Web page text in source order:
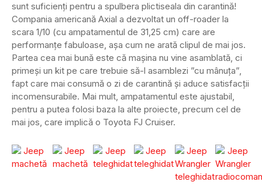
sunt suficienți pentru a spulbera plictiseala din carantină!
Compania americană Axial a dezvoltat un off-roader la
scara 1/10 (cu ampatamentul de 31,25 cm) care are
performanțe fabuloase, așa cum ne arată clipul de mai jos.
Partea cea mai bună este că mașina nu vine asamblată, ci
primeși un kit pe care trebuie să-l asamblezi ”cu mânuța”,
fapt care mai consumă o zi de carantină și aduce satisfacții
incomensurabile. Mai mult, ampatamentul este ajustabil,
pentru a putea folosi baza la alte proiecte, precum cel de
mai jos, care implică o Toyota FJ Cruiser.